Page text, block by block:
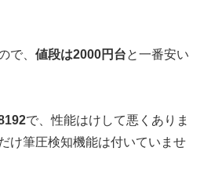
で、 値段は2000円台と一番安い
で、性能はけして悪くありま
け筆圧検知機能は付いていませ